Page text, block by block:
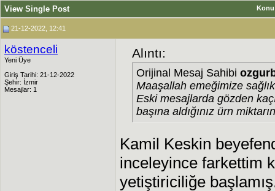
Konu
View Single Post
21-12-2022, 12:41
köstenceli
Yeni Üye
Giriş Tarihi: 21-12-2022
Şehir: İzmir
Mesajlar: 1
Alıntı:
Orijinal Mesaj Sahibi
Maaşallah emeğimize
Eski mesajlarda gözden
başına aldığınız ürn
Kamil Keskin
inceleyince farkettim
yetiştiriciliğe